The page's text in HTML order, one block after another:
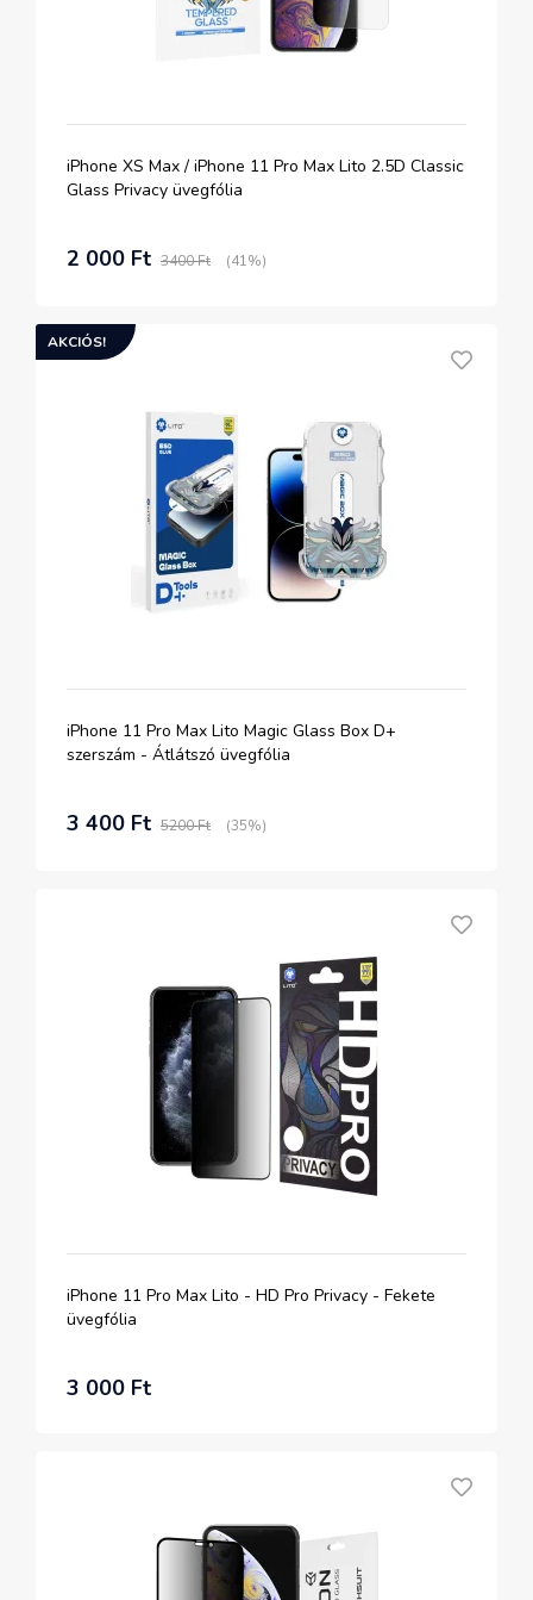
iPhone XS Max / iPhone 11 Pro Max Lito 2.5D Classic
Glass Privacy üvegfólia
2 000 Ft 3400 Ft (41%)
AKCIÓS!
iPhone 11 Pro Max Lito Magic Glass Box D+
szerszám - Átlátszó üvegfólia
3 400 Ft 5200 Ft (35%)
iPhone 11 Pro Max Lito - HD Pro Privacy - Fekete
üvegfólia
3 000 Ft